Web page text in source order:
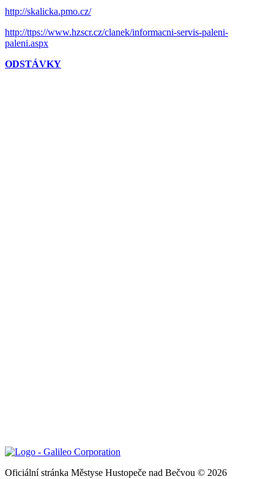
http://skalicka.pmo.cz/
http://ttps://www.hzscr.cz/clanek/informacni-servis-paleni-
paleni.aspx
ODSTÁVKY
Oficiální stránka Městyse Hustopeče nad Bečvou © 2026